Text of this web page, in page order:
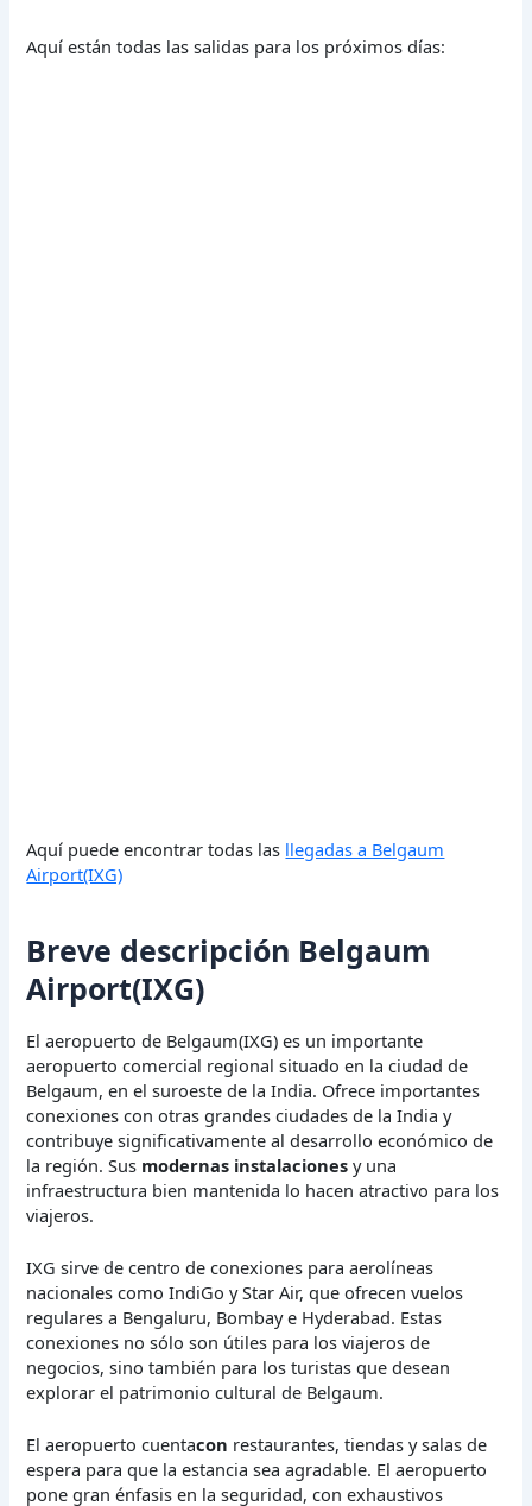
Aquí están todas las salidas para los próximos días:
Aquí puede encontrar todas las llegadas a Belgaum
Airport(IXG)
Breve descripción Belgaum
Airport(IXG)
El aeropuerto de Belgaum(IXG) es un importante
aeropuerto comercial regional situado en la ciudad de
Belgaum, en el suroeste de la India. Ofrece importantes
conexiones con otras grandes ciudades de la India y
contribuye significativamente al desarrollo económico de
la región. Sus modernas instalaciones y una
infraestructura bien mantenida lo hacen atractivo para los
viajeros.
IXG sirve de centro de conexiones para aerolíneas
nacionales como IndiGo y Star Air, que ofrecen vuelos
regulares a Bengaluru, Bombay e Hyderabad. Estas
conexiones no sólo son útiles para los viajeros de
negocios, sino también para los turistas que desean
explorar el patrimonio cultural de Belgaum.
El aeropuerto cuentacon restaurantes, tiendas y salas de
espera para que la estancia sea agradable. El aeropuerto
pone gran énfasis en la seguridad, con exhaustivos